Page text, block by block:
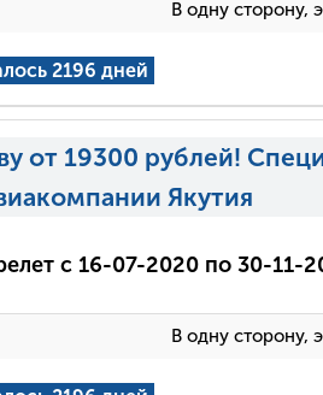
В одну сторону,
2196 дней
от 19300 рублей!
Якутия
с 16-07-2020 по 30-11-
В одну сторону,